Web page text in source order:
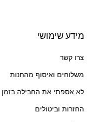
מידע שימושי
צרו קשר
משלוחים ואיסוף מהחנות
לא אספתי את החבילה בזמן
החזרות וביטולים